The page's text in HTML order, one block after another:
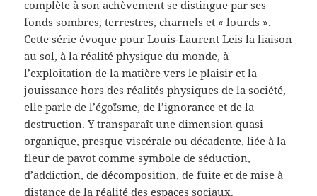
complète à son achèvement se distingue par ses
fonds sombres, terrestres, charnels et « lourds ».
Cette série évoque pour Louis-Laurent Leis la liaison
au sol, à la réalité physique du monde, à
l’exploitation de la matière vers le plaisir et la
jouissance hors des réalités physiques de la société,
elle parle de l’égoïsme, de l’ignorance et de la
destruction. Y transparaît une dimension quasi
organique, presque viscérale ou décadente, liée à la
fleur de pavot comme symbole de séduction,
d’addiction, de décomposition, de fuite et de mise à
distance de la réalité des espaces sociaux.